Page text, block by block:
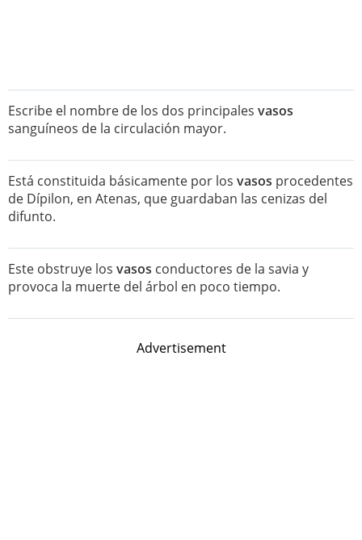
Escribe el nombre de los dos principales vasos
sanguíneos de la circulación mayor.
Está constituida básicamente por los vasos procedentes
de Dípilon, en Atenas, que guardaban las cenizas del
difunto.
Este obstruye los vasos conductores de la savia y
provoca la muerte del árbol en poco tiempo.
Advertisement